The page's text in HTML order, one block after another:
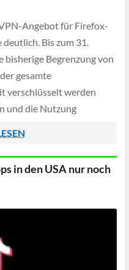
Angebot für Firefox-
Bis zum 31.
Begrenzung von
gesamte
verschlüsselt werden
und die Nutzung
in den USA nur noch